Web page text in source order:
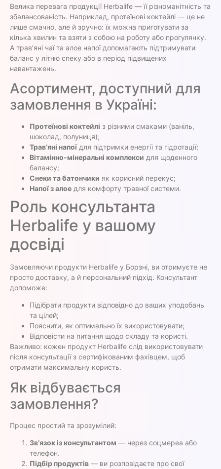
Велика перевага продукції Herbalife — її різноманітність та
збалансованість. Наприклад, протеїнові коктейлі — це не
лише смачно, але й зручно: їх можна приготувати за
кілька хвилин та взяти з собою на роботу або прогулянку.
А трав’яні чаї та алое напої допомагають підтримувати
баланс у літню спеку або в період підвищених
навантажень.
Асортимент, доступний для
замовлення в Україні:
Протеїнові коктейлі з різними смаками (ваніль,
шоколад, полуниця);
Трав’яні напоїдля підтримки енергії та гідротації;
Вітамінно-мінеральні комплекси для щоденного
балансу;
Снеки та батончики як корисний перекус;
Напої з алое для комфорту травної системи.
Роль консультанта
Herbalife у вашому
досвіді
Замовляючи продукти Herbalife у Борзні, ви отримуєте не
просто доставку, а й персональний підхід. Консультант
допоможе:
Підібрати продукти відповідно до ваших уподобань
та цілей;
Пояснити, як оптимально їх використовувати;
Відповісти на питання щодо складу та користі.
Важливо: кожен продукт Herbalife слід використовувати
після консультації з сертифікованим фахівцем, щоб
отримати максимальну користь.
Як відбувається
замовлення?
Процес простий та зрозумілий:
Зв’язок із консультантом — через соцмереа або
телефон.
Підбір продуктів — ви розповідаєте про свої